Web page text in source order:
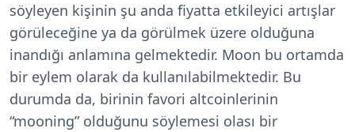
söyleyen kişinin şu anda fiyatta etkileyici artışlar
görüleceğine ya da görülmek üzere olduğuna
inandığı anlamına gelmektedir. Moon bu ortamda
bir eylem olarak da kullanılabilmektedir. Bu
durumda da, birinin favori altcoinlerinin
“mooning” olduğunu söylemesi olası bir